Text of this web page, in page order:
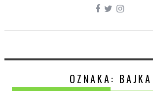
OZNAKA: BAJKA